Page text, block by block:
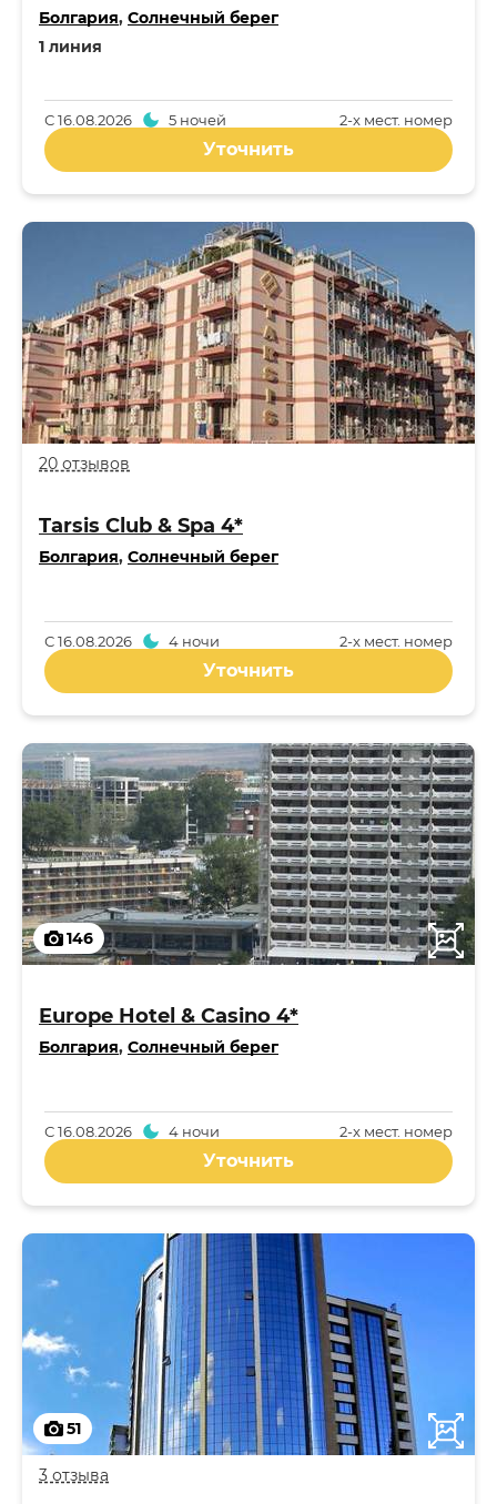
Болгария, Солнечный берег
1 линия
2-x мест. номер
С16.08.2026 5 ночей
Уточнить
20 отзывов
Tarsis Club & Spa 4*
Болгария, Солнечный берег
2-x мест. номер
С16.08.2026 4 ночи
Уточнить
146
Europe Hotel & Casino 4*
Болгария, Солнечный берег
2-x мест. номер
С16.08.2026 4 ночи
Уточнить
51
3 отзыва